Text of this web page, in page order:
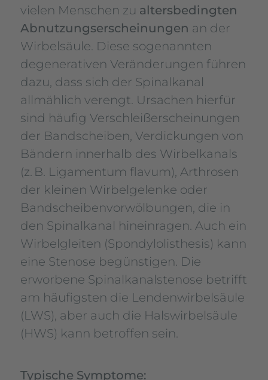
vielen Menschen zu altersbedingten
Abnutzungserscheinungen an der
Wirbelsäule. Diese sogenannten
degenerativen Veränderungen führen
dazu, dass sich der Spinalkanal
allmählich verengt. Ursachen hierfür
sind häufig Verschleißerscheinungen
der Bandscheiben, Verdickungen von
Bändern innerhalb des Wirbelkanals
(z. B. Ligamentum flavum), Arthrosen
der kleinen Wirbelgelenke oder
Bandscheibenvorwölbungen, die in
den Spinalkanal hineinragen. Auch ein
Wirbelgleiten (Spondylolisthesis) kann
eine Stenose begünstigen. Die
erworbene Spinalkanalstenose betrifft
am häufigsten die Lendenwirbelsäule
(LWS), aber auch die Halswirbelsäule
(HWS) kann betroffen sein.
Typische Symptome: